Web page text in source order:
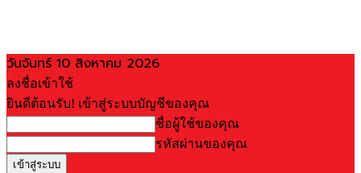
วันจันทร์ 10 สิงหาคม 2026
ลงชื่อเข้าใช้
ยินดีต้อนรับ! เข้าสู่ระบบบัญชีของคุณ
ชื่อผู้ใช้ของคุณ
รหัสผ่านของคุณ